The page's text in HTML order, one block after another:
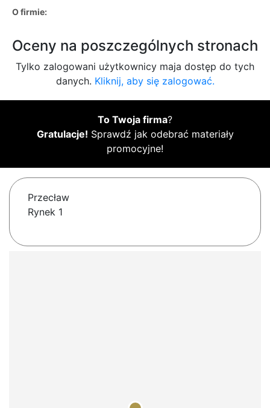
O firmie:
Oceny na poszczególnych stronach
Tylko zalogowani użytkownicy maja dostęp do tych
danych. Kliknij, aby się zalogować.
To Twoja firma?
Gratulacje! Sprawdź jak odebrać materiały
promocyjne!
Przecław
Rynek 1